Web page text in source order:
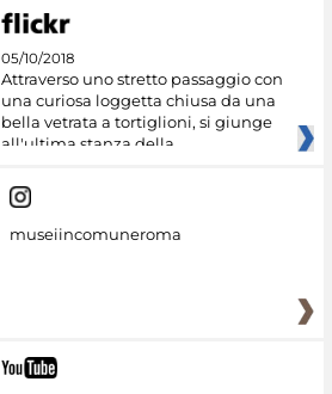
05/10/2018
Attraverso uno stretto passaggio con
una curiosa loggetta chiusa da una
bella vetrata a tortiglioni, si giunge
all'ultima stanza della
museiincomuneroma